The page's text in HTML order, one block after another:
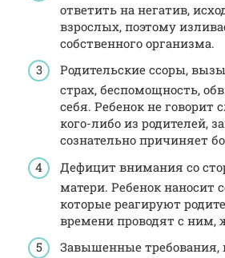
ответить на негатив,
взрослых, поэтому
собственного организма.
Родительские ссоры,
страх, беспомощность,
себя. Ребенок не говорит
кого-либо из родителей,
сознательно причиняет
Дефицит внимания со
матери. Ребенок наносит
которые реагируют
времени проводят с ним,
Завышенные